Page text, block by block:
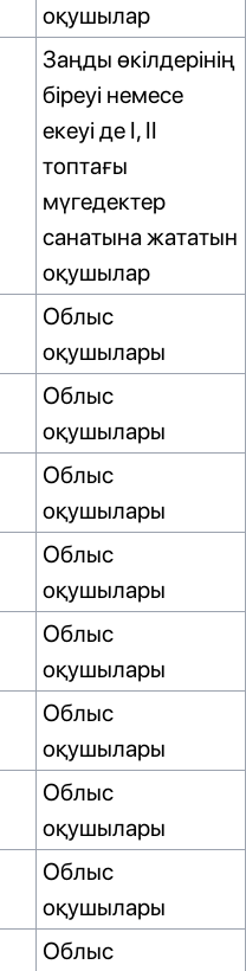
оқушылар
Заңды өкілдерінің
біреуі немесе
екеуі де I, II
топтағы
мүгедектер
санатына жататын
оқушылар
Облыс
оқушылары
Облыс
оқушылары
Облыс
оқушылары
Облыс
оқушылары
Облыс
оқушылары
Облыс
оқушылары
Облыс
оқушылары
Облыс
оқушылары
Облыс